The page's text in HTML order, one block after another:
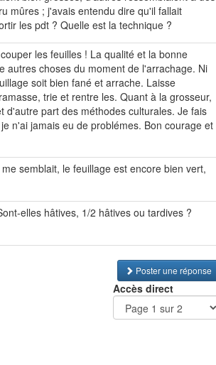
mûres ; j'avais entendu dire qu'il fallait
les pdt ? Quelle est la technique ?
les feuilles ! La qualité et la bonne
autres choses du moment de l'arrachage. Ni
soit bien fané et arrache. Laisse
trie et rentre les. Quant à la grosseur,
d'autre part des méthodes culturales. Je fais
n'ai jamais eu de problémes. Bon courage et
semblait, le feuillage est encore bien vert,
elles hâtives, 1/2 hâtives ou tardives ?
Poster une réponse
Accès direct